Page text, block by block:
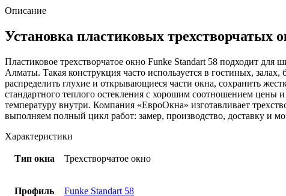
Описание
Установка пластиковых трехстворчатых
Пластиковое трехстворчатое окно Funke Standart 58 подходит
Алматы. Такая конструкция часто используется в гостиных,
распределить глухие и открывающиеся части окна, сохранить
стандартного теплого остекления с хорошим соотношением
температуру внутри. Компания «ЕвроОкна» изготавливает
выполняем полный цикл работ: замер, производство, доставку и
Характеристики
Тип окна Трехстворчатое окно
Профиль Funke Standart 58